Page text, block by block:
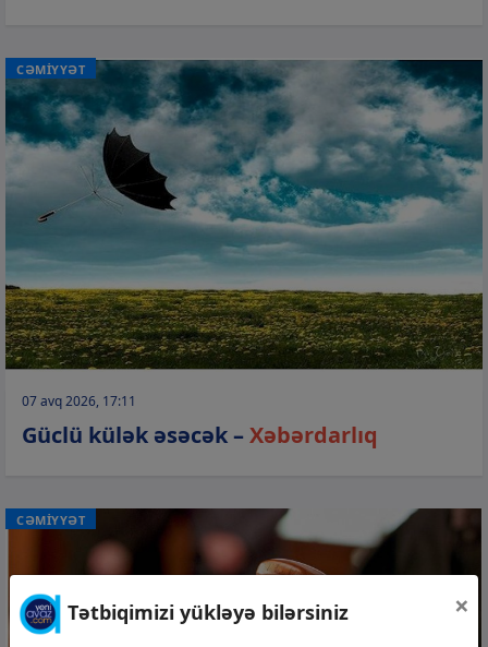
CƏMİYYƏT
07 avq 2026, 17:11
Güclü külək əsəcək –Xəbərdarlıq
CƏMİYYƏT
Tətbiqimizi yükləyə bilərsiniz ×